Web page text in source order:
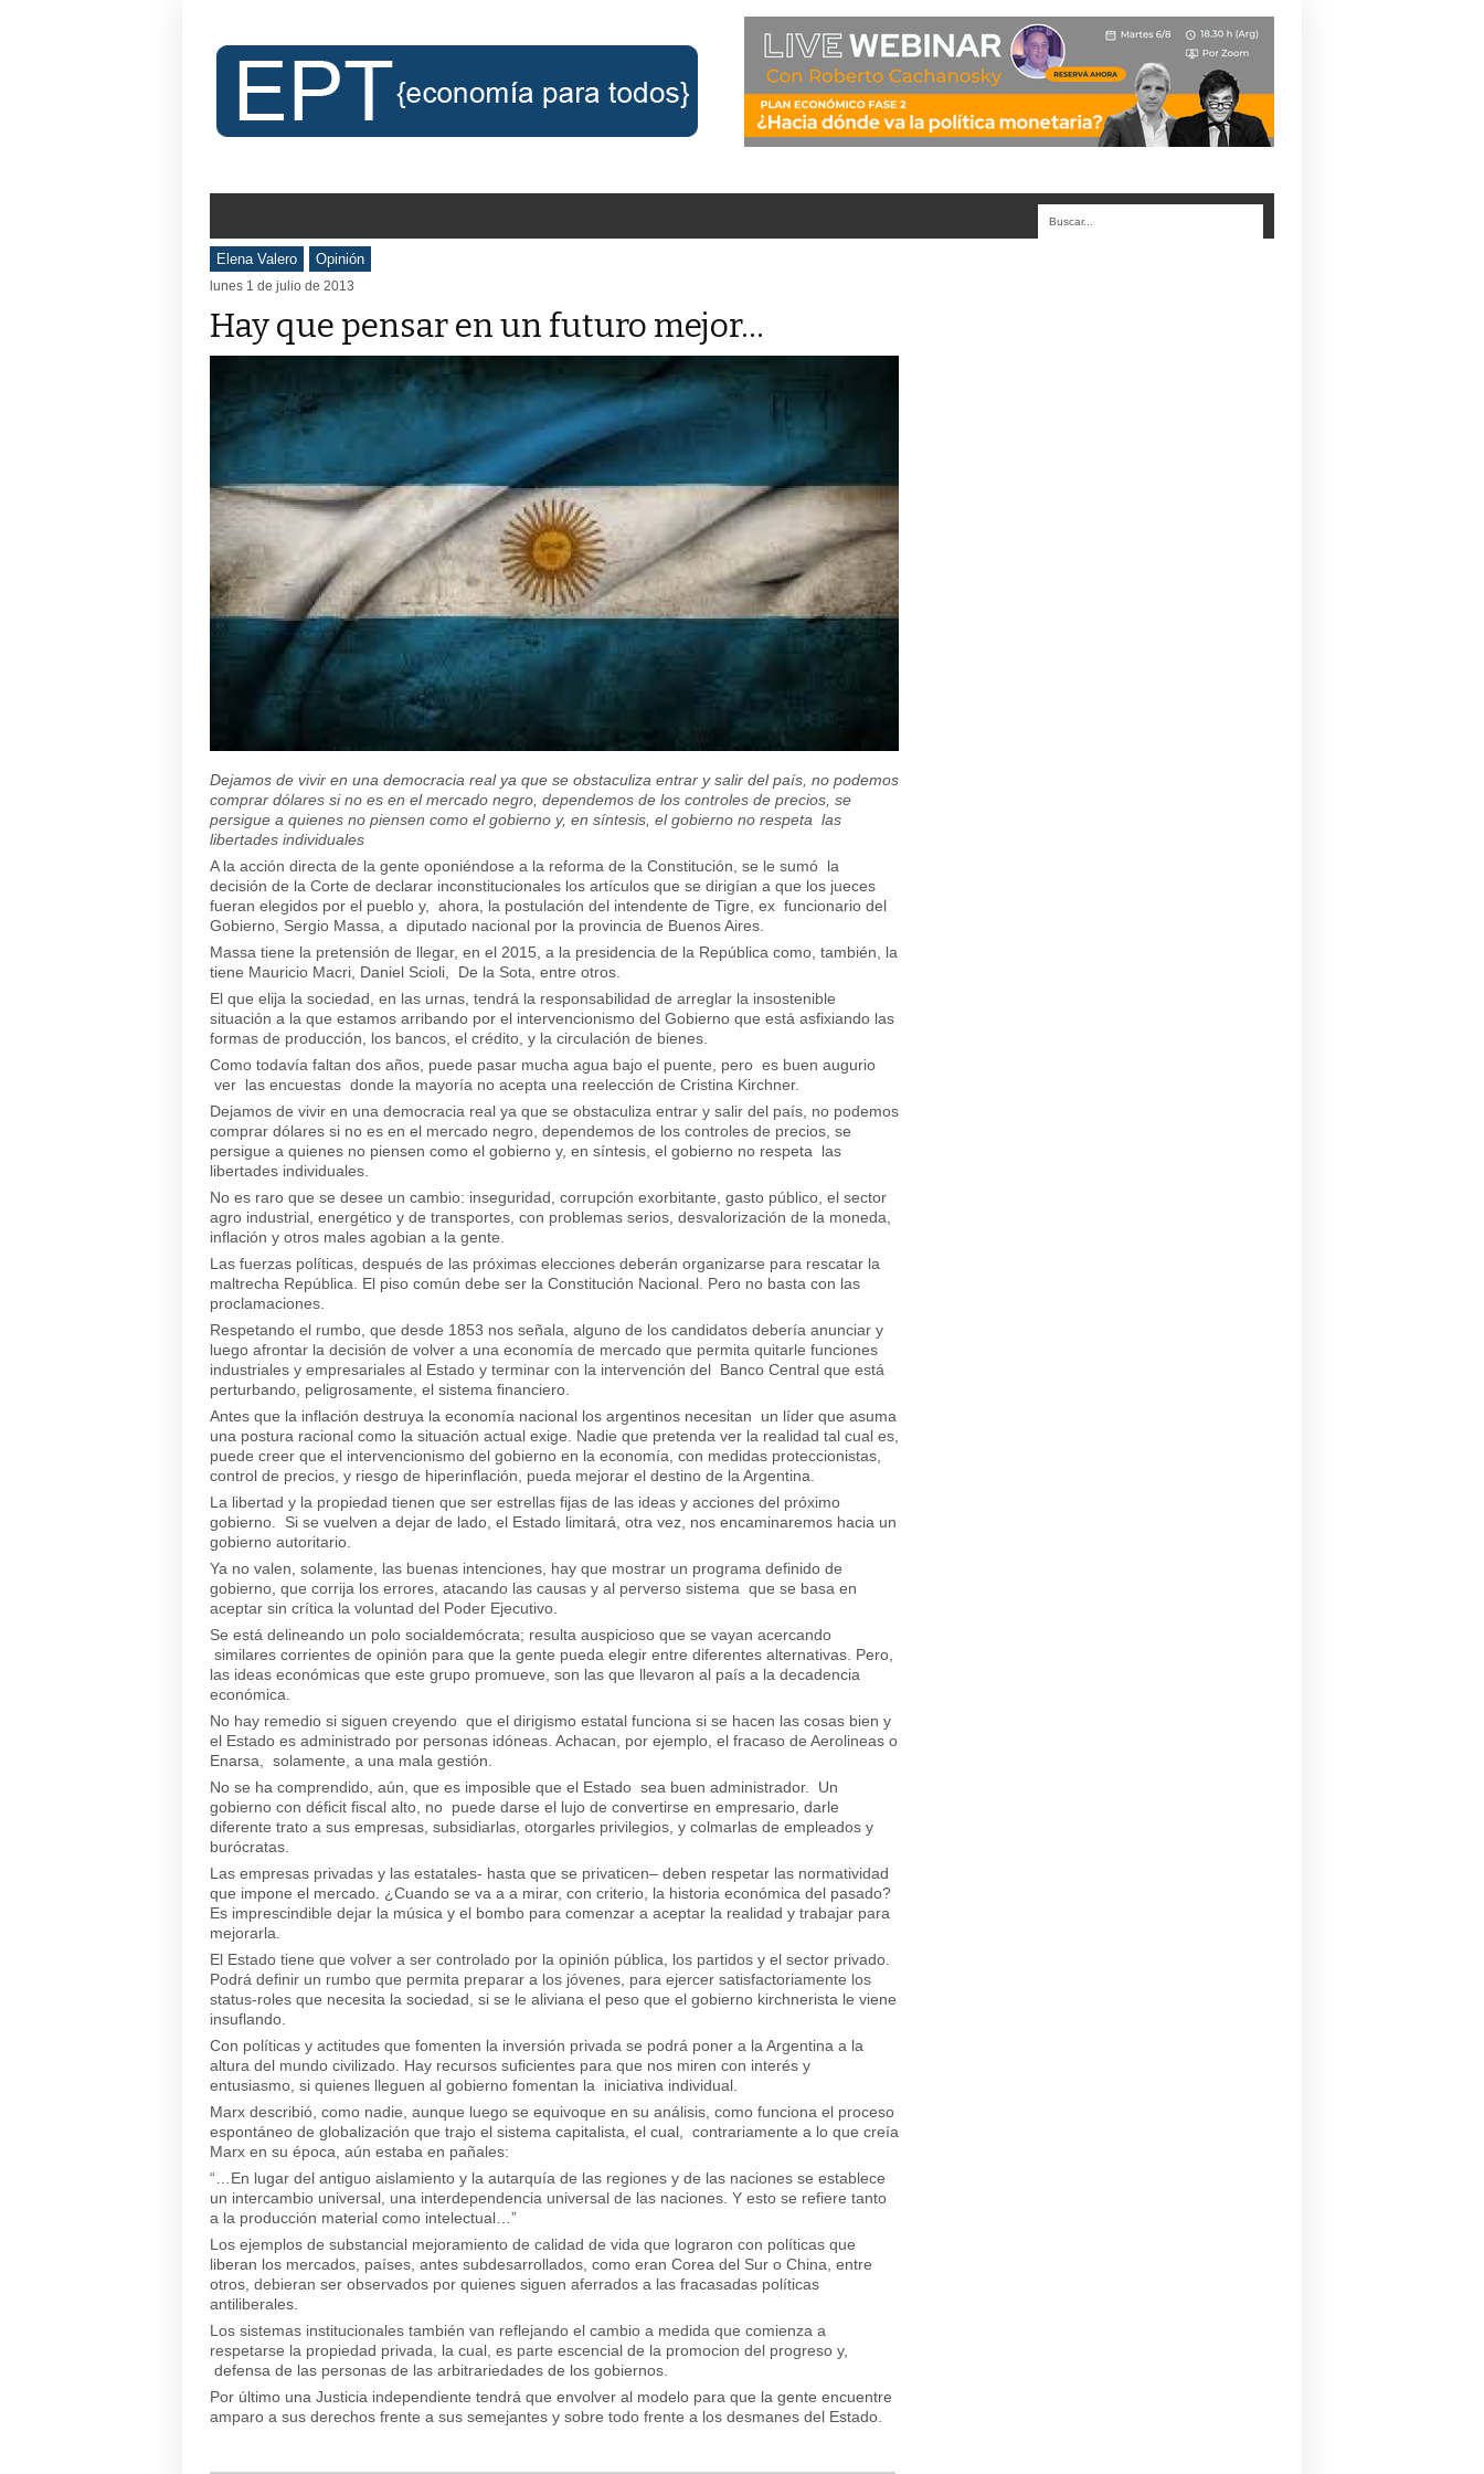
Elena Valero Opinión
lunes 1 de julio de 2013
Hay que pensar en un futuro mejor…
Dejamos de vivir en una democracia real ya que se obstaculiza entrar y salir del país, no podemos
comprar dólares si no es en el mercado negro, dependemos de los controles de precios, se
persigue a quienes no piensen como el gobierno y, en síntesis, el gobierno no respeta las
libertades individuales
A la acción directa de la gente oponiéndose a la reforma de la Constitución, se le sumó la
decisión de la Corte de declarar inconstitucionales los artículos que se dirigían a que los jueces
fueran elegidos por el pueblo y, ahora, la postulación del intendente de Tigre, ex funcionario del
Gobierno, Sergio Massa, a diputado nacional por la provincia de Buenos Aires.
Massa tiene la pretensión de llegar, en el 2015, a la presidencia de la República como, también, la
tiene Mauricio Macri, Daniel Scioli, De la Sota, entre otros.
El que elija la sociedad, en las urnas, tendrá la responsabilidad de arreglar la insostenible
situación a la que estamos arribando por el intervencionismo del Gobierno que está asfixiando las
formas de producción, los bancos, el crédito, y la circulación de bienes.
Como todavía faltan dos años, puede pasar mucha agua bajo el puente, pero es buen augurio
ver las encuestas donde la mayoría no acepta una reelección de Cristina Kirchner.
Dejamos de vivir en una democracia real ya que se obstaculiza entrar y salir del país, no podemos
comprar dólares si no es en el mercado negro, dependemos de los controles de precios, se
persigue a quienes no piensen como el gobierno y, en síntesis, el gobierno no respeta las
libertades individuales.
No es raro que se desee un cambio: inseguridad, corrupción exorbitante, gasto público, el sector
agro industrial, energético y de transportes, con problemas serios, desvalorización de la moneda,
inflación y otros males agobian a la gente.
Las fuerzas políticas, después de las próximas elecciones deberán organizarse para rescatar la
maltrecha República. El piso común debe ser la Constitución Nacional. Pero no basta con las
proclamaciones.
Respetando el rumbo, que desde 1853 nos señala, alguno de los candidatos debería anunciar y
luego afrontar la decisión de volver a una economía de mercado que permita quitarle funciones
industriales y empresariales al Estado y terminar con la intervención del Banco Central que está
perturbando, peligrosamente, el sistema financiero.
Antes que la inflación destruya la economía nacional los argentinos necesitan un líder que asuma
una postura racional como la situación actual exige. Nadie que pretenda ver la realidad tal cual es,
puede creer que el intervencionismo del gobierno en la economía, con medidas proteccionistas,
control de precios, y riesgo de hiperinflación, pueda mejorar el destino de la Argentina.
La libertad y la propiedad tienen que ser estrellas fijas de las ideas y acciones del próximo
gobierno. Si se vuelven a dejar de lado, el Estado limitará, otra vez, nos encaminaremos hacia un
gobierno autoritario.
Ya no valen, solamente, las buenas intenciones, hay que mostrar un programa definido de
gobierno, que corrija los errores, atacando las causas y al perverso sistema que se basa en
aceptar sin crítica la voluntad del Poder Ejecutivo.
Se está delineando un polo socialdemócrata; resulta auspicioso que se vayan acercando
similares corrientes de opinión para que la gente pueda elegir entre diferentes alternativas. Pero,
las ideas económicas que este grupo promueve, son las que llevaron al país a la decadencia
económica.
No hay remedio si siguen creyendo que el dirigismo estatal funciona si se hacen las cosas bien y
el Estado es administrado por personas idóneas. Achacan, por ejemplo, el fracaso de Aerolineas o
Enarsa, solamente, a una mala gestión.
No se ha comprendido, aún, que es imposible que el Estado sea buen administrador. Un
gobierno con déficit fiscal alto, no puede darse el lujo de convertirse en empresario, darle
diferente trato a sus empresas, subsidiarlas, otorgarles privilegios, y colmarlas de empleados y
burócratas.
Las empresas privadas y las estatales- hasta que se privaticen– deben respetar las normatividad
que impone el mercado. ¿Cuando se va a a mirar, con criterio, la historia económica del pasado?
Es imprescindible dejar la música y el bombo para comenzar a aceptar la realidad y trabajar para
mejorarla.
El Estado tiene que volver a ser controlado por la opinión pública, los partidos y el sector privado.
Podrá definir un rumbo que permita preparar a los jóvenes, para ejercer satisfactoriamente los
status-roles que necesita la sociedad, si se le aliviana el peso que el gobierno kirchnerista le viene
insuflando.
Con políticas y actitudes que fomenten la inversión privada se podrá poner a la Argentina a la
altura del mundo civilizado. Hay recursos suficientes para que nos miren con interés y
entusiasmo, si quienes lleguen al gobierno fomentan la iniciativa individual.
Marx describió, como nadie, aunque luego se equivoque en su análisis, como funciona el proceso
espontáneo de globalización que trajo el sistema capitalista, el cual, contrariamente a lo que creía
Marx en su época, aún estaba en pañales:
“…En lugar del antiguo aislamiento y la autarquía de las regiones y de las naciones se establece
un intercambio universal, una interdependencia universal de las naciones. Y esto se refiere tanto
a la producción material como intelectual…”
Los ejemplos de substancial mejoramiento de calidad de vida que lograron con políticas que
liberan los mercados, países, antes subdesarrollados, como eran Corea del Sur o China, entre
otros, debieran ser observados por quienes siguen aferrados a las fracasadas políticas
antiliberales.
Los sistemas institucionales también van reflejando el cambio a medida que comienza a
respetarse la propiedad privada, la cual, es parte escencial de la promocion del progreso y,
defensa de las personas de las arbitrariedades de los gobiernos.
Por último una Justicia independiente tendrá que envolver al modelo para que la gente encuentre
amparo a sus derechos frente a sus semejantes y sobre todo frente a los desmanes del Estado.